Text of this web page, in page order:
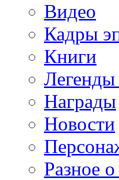
Видео
Кадры
Книги
Награды
Новости
Разное